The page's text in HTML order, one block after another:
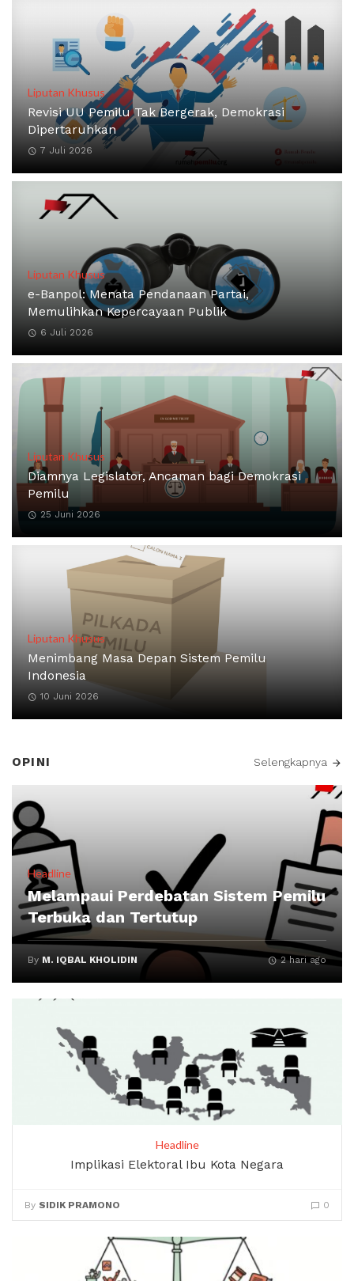
Liputan Khusus
Revisi UU Pemilu Tak Bergerak, Demokrasi
Dipertaruhkan
7 Juli 2026
Liputan Khusus
e-Banpol: Menata Pendanaan Partai,
Memulihkan Kepercayaan Publik
6 Juli 2026
Liputan Khusus
Diamnya Legislator, Ancaman bagi Demokrasi
Pemilu
25 Juni 2026
Liputan Khusus
Menimbang Masa Depan Sistem Pemilu
Indonesia
10 Juni 2026
OPINI Selengkapnya
Headline
Melampaui Perdebatan Sistem Pemilu
Terbuka dan Tertutup
By M. IQBAL KHOLIDIN 2 hari ago
Headline
Implikasi Elektoral Ibu Kota Negara
By SIDIK PRAMONO 0